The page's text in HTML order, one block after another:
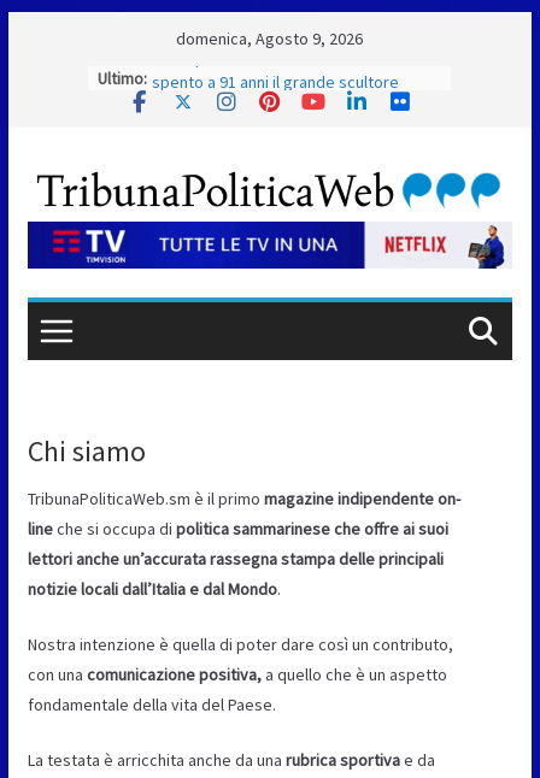
domenica, Agosto 9, 2026
Ultimo: L’arte perde uno dei suoi maestri: si è
spento a 91 anni il grande scultore
per incontrare i DinsiemE
San Marino Academy. Femminile:
quattro Primavera aggregate alla Prima
Squadra
San Marino. “Cena Tramonto & Live” una
serata di divertimento, arte, buona
Gli atleti della Federazione Judo San
Chi siamo
TribunaPoliticaWeb.sm è il primo magazine indipendente on-
lineche si occupa di politica sammarinese che offre ai suoi
lettori ancheun’accurata rassegna stampa delle principali
notizie localidall’Italia e dal Mondo.
Nostra intenzione è quella di poter dare così un contributo,
con una comunicazione positiva,a quello che è un aspetto
fondamentale della vita del Paese.
La testata è arricchita anche da una rubrica sportivae da